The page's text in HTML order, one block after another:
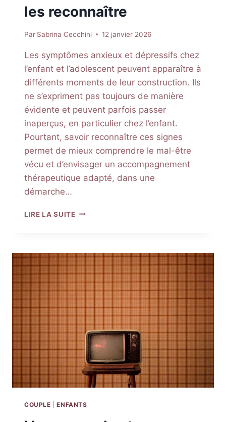
les reconnaître
Par Sabrina Cecchini 12 janvier 2026
Les symptômes anxieux et dépressifs chez
l’enfant et l’adolescent peuvent apparaître à
différents moments de leur construction. Ils
ne s’expriment pas toujours de manière
évidente et peuvent parfois passer
inaperçus, en particulier chez l’enfant.
Pourtant, savoir reconnaître ces signes
permet de mieux comprendre le mal-être
vécu et d’envisager un accompagnement
thérapeutique adapté, dans une
démarche…
LIRE LA SUITESYMPTÔMES
CHEZ
L’ENFANT
ET
COMMENT
LES
RECONNAÎTRE
COUPLE |ENFANTS